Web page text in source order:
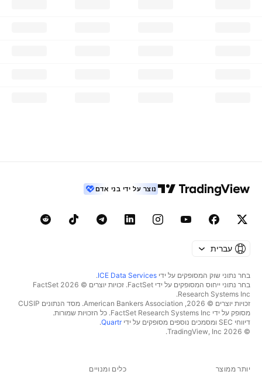
נוצר על ידי בני אדם
עברית
בחר נתוני שוק המסופקים על ידי ICE Data Services
.
בחר נתוני ייחוס המסופקים על ידי FactSet. זכויות יוצרים © 2026 ‏FactSet
Research Systems Inc.‏
זכויות יוצרים © 2026, ‏American Bankers Association. מסד הנתונים CUSIP
מסופק על ידי FactSet Research Systems Inc. כל הזכויות שמורות.
דיווחי SEC ומסמכים נוספים מסופקים על ידי
Quartr
.
© 2026 ‏TradingView, Inc.‏
יותר ממוצר כלים ומנויים